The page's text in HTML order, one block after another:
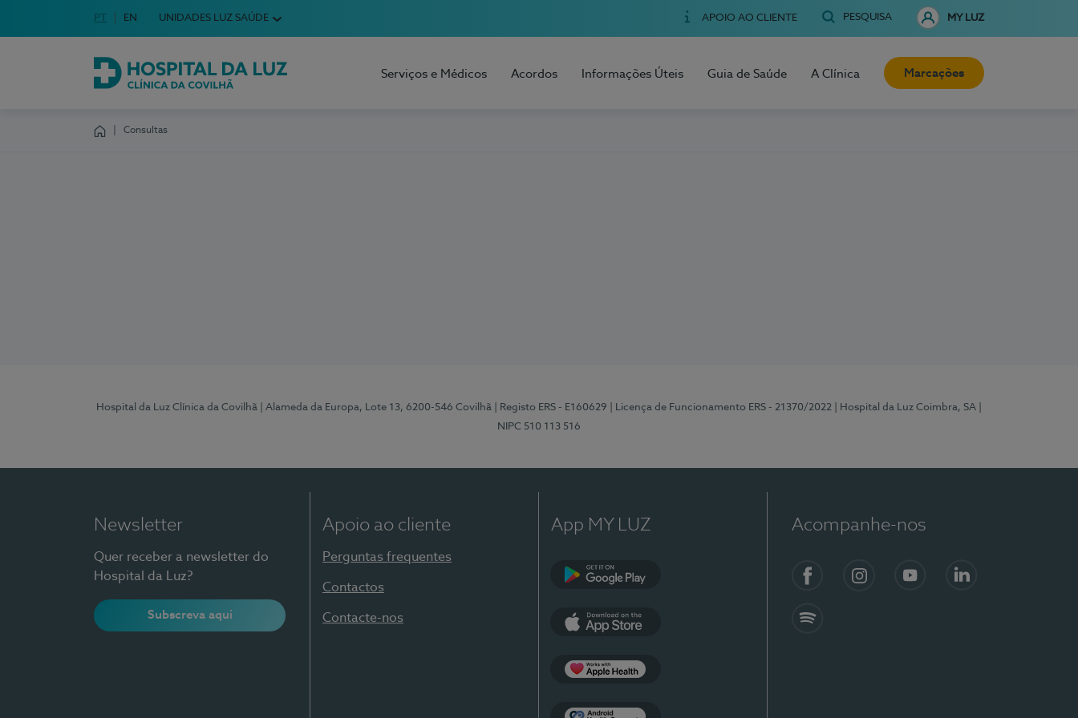
Escolha o seu idioma
Idioma em Português
PT English Language
EN UNIDADES LUZ SAÚDE APOIO AO CLIENTE PESQUISA MY LUZ
Hospital da Luz Clínica da Covilhã
Serviços e Médicos Acordos Informações Úteis Guia de Saúde A Clínica Marcações
Consultas
Hospital da Luz Clínica da Covilhã | Alameda da Europa, Lote 13, 6200-546 Covilhã | Registo ERS - E160629 | Licença de Funcionamento ERS - 21370/2022 | Hospital da Luz Coimbra, SA
NIPC 510 113 516
Newsletter
Quer receber a newsletter do
Hospital da Luz?
Subscreva aqui
Apoio ao cliente
Perguntas frequentes
Contactos
Contacte-nos
App MY LUZ Acompanhe-nos